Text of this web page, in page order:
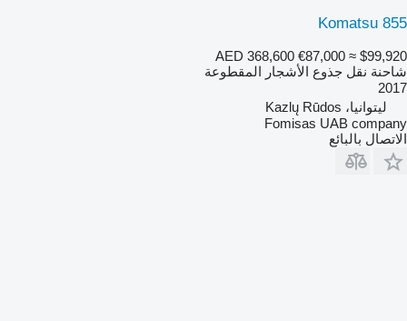
Komatsu 855
AED 368,600 €87,000 ≈ $99,920
شاحنة نقل جذوع الأشجار المقطوعة
2017
ليتوانيا، Kazlų Rūdos
Fomisas UAB company
الاتصال بالبائع